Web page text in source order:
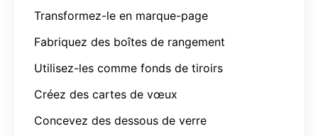
Transformez-le en marque-page
Fabriquez des boîtes de rangement
Utilisez-les comme fonds de tiroirs
Créez des cartes de vœux
Concevez des dessous de verre